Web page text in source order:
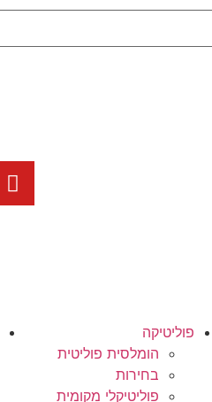
פוליטיקה
הומלסית פוליטית
בחירות
פוליטיקלי מקומית